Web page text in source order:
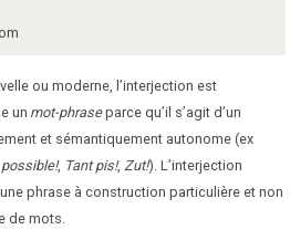
ou moderne, l’interjection est
un mot-phraseparce qu’il s’agit d’un
et sémantiquement autonome (ex
, Tant pis!, Zut!). L’interjection
phrase à construction particulière et non
de mots.